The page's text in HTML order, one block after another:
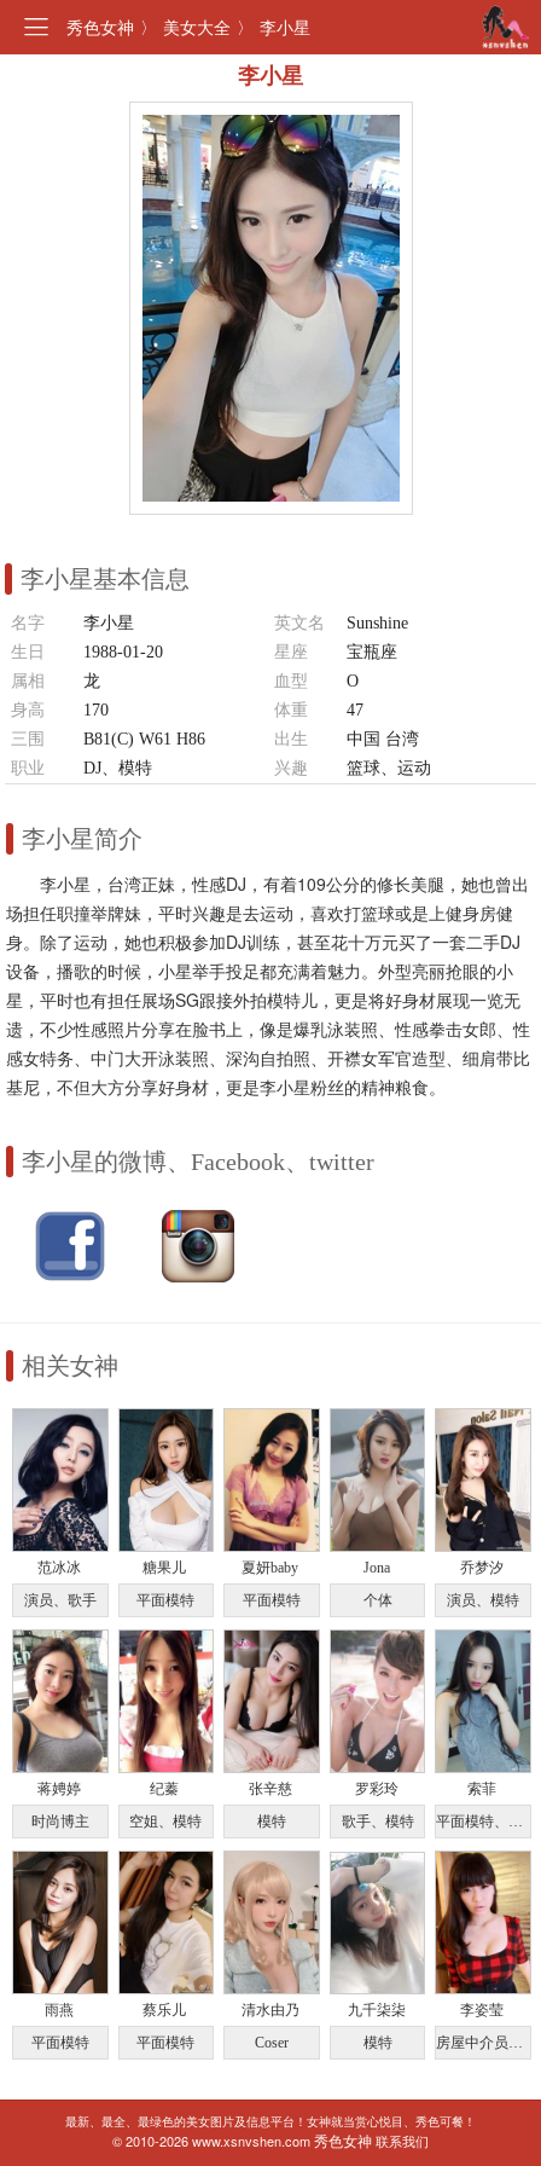
秀色女神 〉 美女大全 〉 李小星
李小星
李小星基本信息
名字 李小星 英文名
Sunshine
生日
1988-01-20 星座
宝瓶座
属相
龙 血型
O
身高
170 体重
47
三围
B81(C) W61 H86 出生
中国 台湾
职业
DJ、模特 兴趣 篮球、运动
李小星简介
李小星，台湾正妹，性感DJ，有着109公分的修长美腿，她也曾出
场担任职撞举牌妹，平时兴趣是去运动，喜欢打篮球或是上健身房健
身。除了运动，她也积极参加DJ训练，甚至花十万元买了一套二手DJ
设备，播歌的时候，小星举手投足都充满着魅力。外型亮丽抢眼的小
星，平时也有担任展场SG跟接外拍模特儿，更是将好身材展现一览无
遗，不少性感照片分享在脸书上，像是爆乳泳装照、性感拳击女郎、性
感女特务、中门大开泳装照、深沟自拍照、开襟女军官造型、细肩带比
基尼，不但大方分享好身材，更是李小星粉丝的精神粮食。
李小星的微博、Facebook、twitter
相关女神
范冰冰
演员、歌手
糖果儿
平面模特
夏妍baby
平面模特
Jona
个体
乔梦汐
演员、模特
蒋娉婷
时尚博主
纪蓁
空姐、模特
张辛慈
模特
罗彩玲
歌手、模特
索菲
平面模特、舞蹈老师
雨燕
平面模特
蔡乐儿
平面模特
清水由乃
Coser
九千柒柒
模特
李姿莹
房屋中介员、模特
最新、最全、最绿色的美女图片及信息平台！女神就当赏心悦目、秀色可餐！
© 2010-2026 www.xsnvshen.com秀色女神联系我们